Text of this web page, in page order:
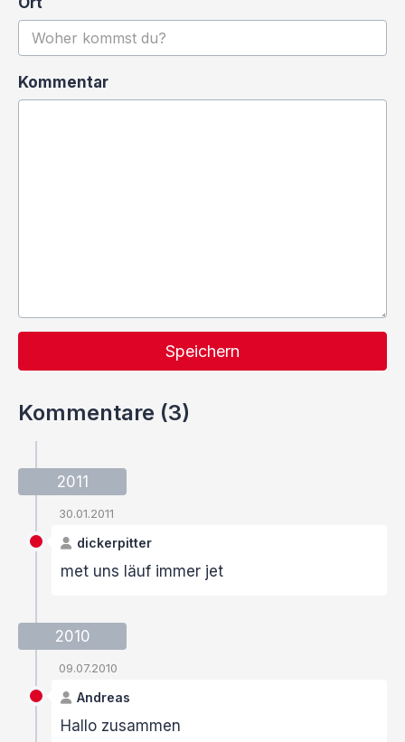
Kommentar
Speichern
Kommentare (3)
2011
30.01.2011
dickerpitter
met uns läuf immer jet
2010
09.07.2010
Andreas
Hallo zusammen